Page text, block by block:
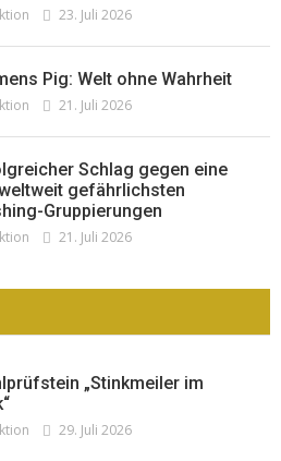
23. Juli 2026
Pig: Welt ohne Wahrheit
21. Juli 2026
Schlag gegen eine
gefährlichsten
Gruppierungen
21. Juli 2026
„Stinkmeiler im
29. Juli 2026